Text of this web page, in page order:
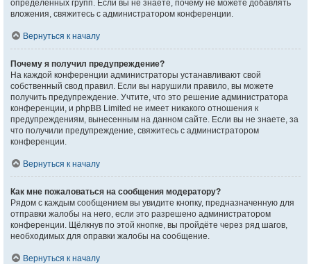
определённых групп. Если вы не знаете, почему не можете добавлять
вложения, свяжитесь с администратором конференции.
Вернуться к началу
Почему я получил предупреждение?
На каждой конференции администраторы устанавливают свой
собственный свод правил. Если вы нарушили правило, вы можете
получить предупреждение. Учтите, что это решение администратора
конференции, и phpBB Limited не имеет никакого отношения к
предупреждениям, вынесенным на данном сайте. Если вы не знаете, за
что получили предупреждение, свяжитесь с администратором
конференции.
Вернуться к началу
Как мне пожаловаться на сообщения модератору?
Рядом с каждым сообщением вы увидите кнопку, предназначенную для
отправки жалобы на него, если это разрешено администратором
конференции. Щёлкнув по этой кнопке, вы пройдёте через ряд шагов,
необходимых для оправки жалобы на сообщение.
Вернуться к началу